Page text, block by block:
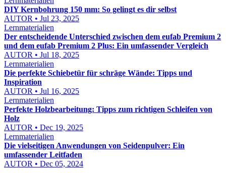
DIY Kernbohrung 150 mm: So gelingt es dir selbst
AUTOR • Jul 23, 2025
Lernmaterialien
Der entscheidende Unterschied zwischen dem eufab Premium 2
und dem eufab Premium 2 Plus: Ein umfassender Vergleich
AUTOR • Jul 18, 2025
Lernmaterialien
Die perfekte Schiebetür für schräge Wände: Tipps und
Inspiration
AUTOR • Jul 16, 2025
Lernmaterialien
Perfekte Holzbearbeitung: Tipps zum richtigen Schleifen von
Holz
AUTOR • Dec 19, 2025
Lernmaterialien
Die vielseitigen Anwendungen von Seidenpulver: Ein
umfassender Leitfaden
AUTOR • Dec 05, 2024